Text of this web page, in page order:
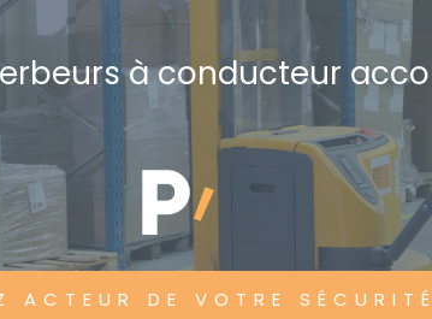
à conducteur
ACTEUR DE VOTRE